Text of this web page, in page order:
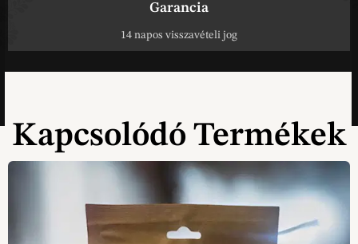
Garancia
14 napos visszavételi jog
Kapcsolódó Termékek